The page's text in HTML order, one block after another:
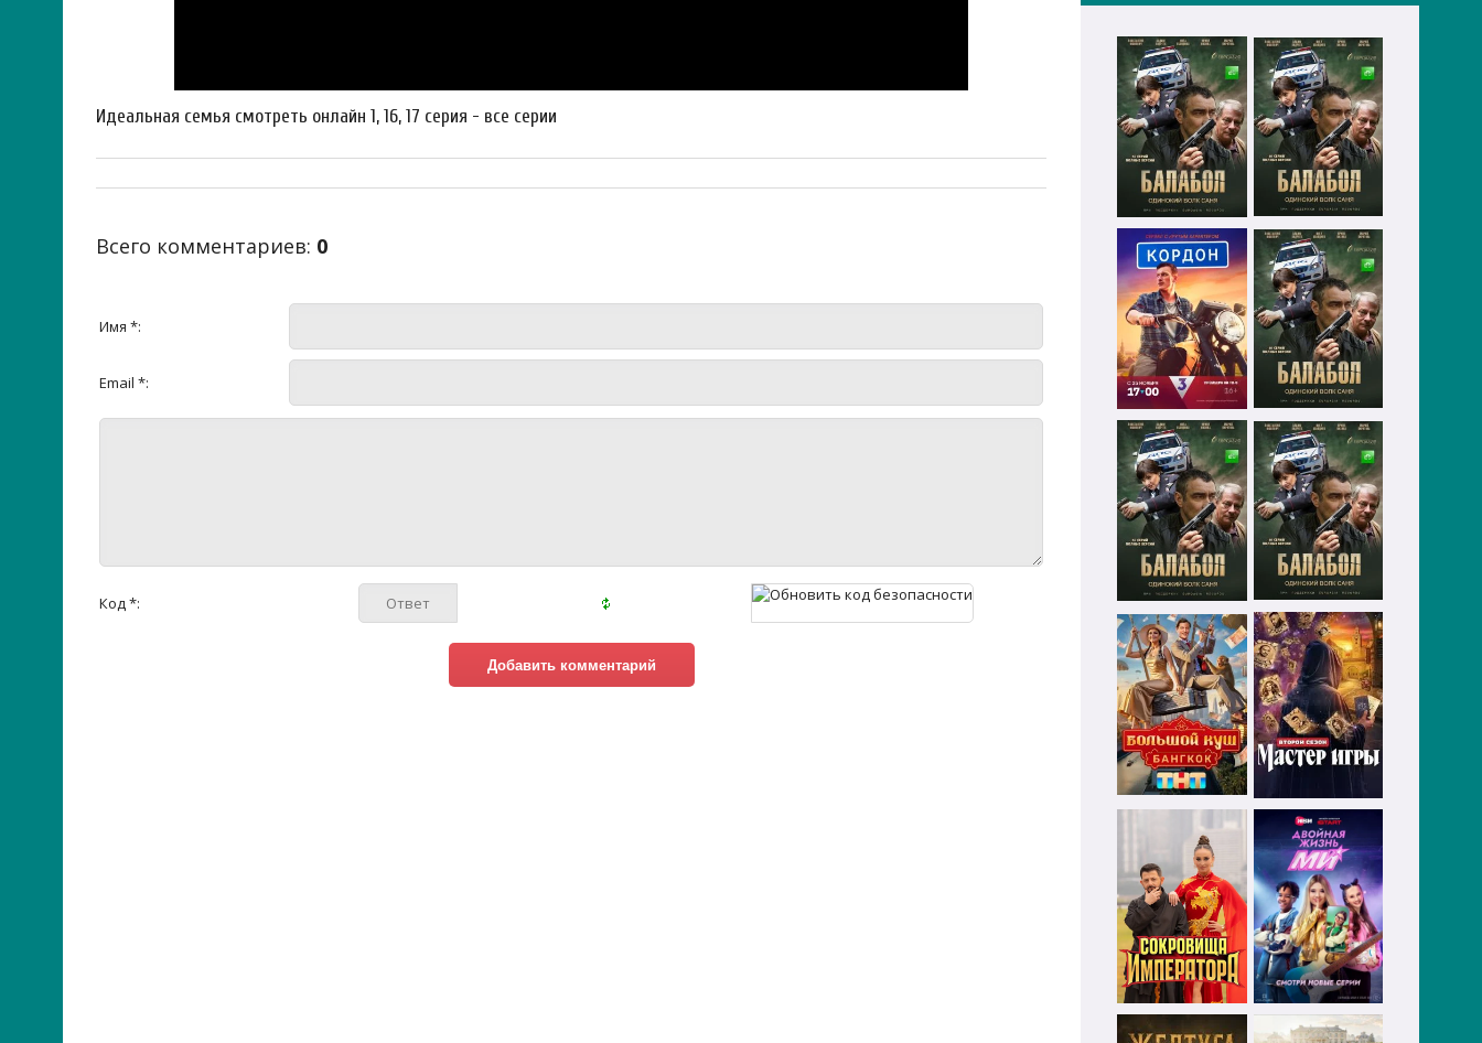
Идеальная семья смотреть онлайн 1, 16, 17 серия - все серии
Всего комментариев: 0
Имя *:
Email *:
Код *: